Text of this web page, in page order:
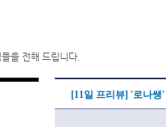
을 전해 드립니다.
[11일 프리뷰] '로나